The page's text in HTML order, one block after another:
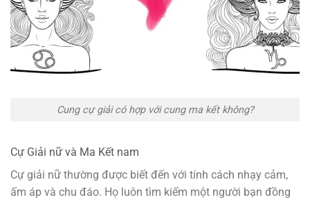
Cung cự giải có hợp với cung ma kết không?
Cự Giải nữ và Ma Kết nam
Cự giải nữ thường được biết đến với tính cách nhạy cảm,
ấm áp và chu đáo. Họ luôn tìm kiếm một người bạn đồng